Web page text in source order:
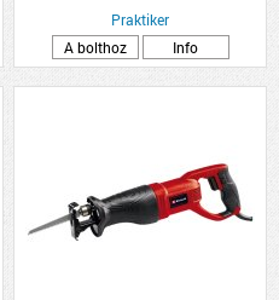
Praktiker
A bolthoz
Info